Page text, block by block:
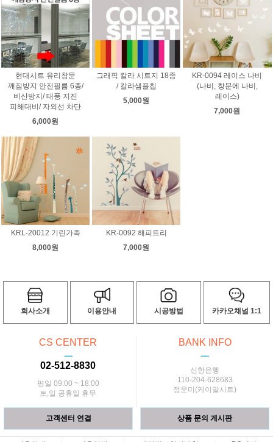
현대시트 유리창문
깨짐방지 안전필름 6종/
비산방지/ 태풍 지진
피해대비/ 자외선 차단
6,000원
그래픽 칼라 시트지 18종
/ 칼라샘플칩
5,000원
KR-0094 레이스 나비
(나비, 창문에 나비,
레이스)
7,000원
KRL-20012 기린가족
8,000원
KR-0092 해피트리
7,000원
회사소개 이용안내 시공방법 카카오채널 1:1
CS CENTER
ㅡ
02-512-8830
평일 09:00 ~ 18:00
토,일 공휴일 휴무
BANK INFO
ㅡ
신한은행
110-204-628683
정운미(케이알시트)
고객센터 연결 상품 문의 게시판